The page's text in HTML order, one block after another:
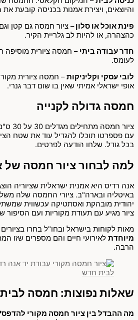
והיוצאים, ויצירת אמנות בכניסה קובעת
פינת אוכל או סלון– ציור חמסה גם קטן
כהצהרה, או להיות לב גלריית הקיר.
חדר עבודה ביתי – חמסה ציורית מוסיפה
לעומס.
לובי עסקי וקליניקות– חמסה ציורית
אופי ישראלי אמיתי שאין בו שום דבר גנרי.
חמסה גדולה לקנייה
ציור
עם פספרטו תוכלו להגדיל עוד את שטח
בכל גודל. שלחו הודעה לפרטים.
למה לבחור ציור חמסה של
אנה רדיס היא אמנית ישראלית שציוריה
באיטליה ובארה"ב. ציורי החמסה שלה
יהודית מובהקת ואסתטיקה עכשווית
ציור מגיע עם תעודת מקוריות ועם הסיפור
מאות לקוחות בישראל ובחו"ל בחרו
מיוחדת לאירועי חיים והם מספרים שזו
הרבה.
שאלות נפוצות: חמסה
מה ההבדל בין ציור חמסה מקורי